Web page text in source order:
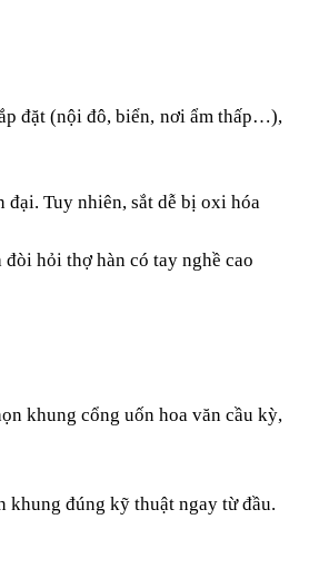
đặt (nội đô, biển, nơi ẩm thấp…),
Tuy nhiên, sắt dễ bị oxi hóa
hỏi thợ hàn có tay nghề cao
khung cổng uốn hoa văn cầu kỳ,
khung đúng kỹ thuật ngay từ đầu.